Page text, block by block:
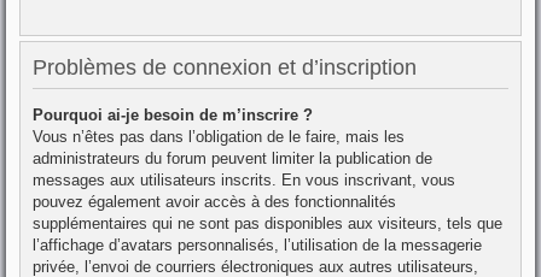
Problèmes de connexion et d’inscription
Pourquoi ai-je besoin de m’inscrire ?
Vous n’êtes pas dans l’obligation de le faire, mais les
administrateurs du forum peuvent limiter la publication de
messages aux utilisateurs inscrits. En vous inscrivant, vous
pouvez également avoir accès à des fonctionnalités
supplémentaires qui ne sont pas disponibles aux visiteurs, tels que
l’affichage d’avatars personnalisés, l’utilisation de la messagerie
privée, l’envoi de courriers électroniques aux autres utilisateurs,